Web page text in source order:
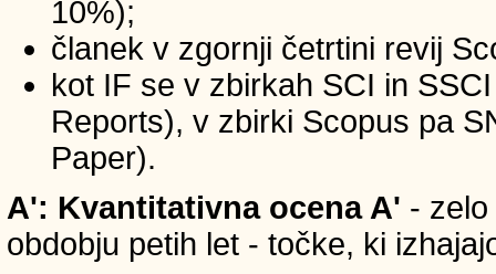
10%);
članek v zgornji četrtini revij
kot IF se v zbirkah SCI in
Reports), v zbirki Scopus pa
Paper).
A': Kvantitativna ocena A' -
obdobju petih let - točke, ki